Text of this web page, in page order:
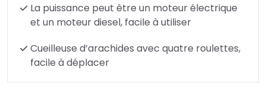
La puissance peut être un moteur électrique
et un moteur diesel, facile à utiliser
Cueilleuse d’arachides avec quatre roulettes,
facile à déplacer